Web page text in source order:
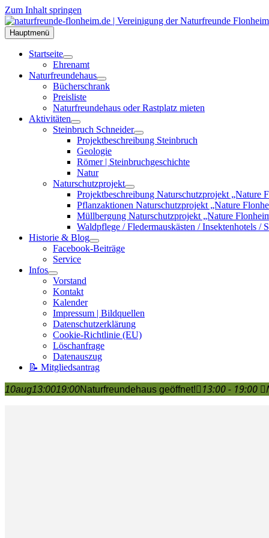
Zum Inhalt springen
Hauptmenü
Startseite
Ehrenamt
Naturfreundehaus
Bücherschrank
Preisliste
Naturfreundehaus oder Rastplatz mieten
Aktivitäten
Steinbruch Schneider
Projektbeschreibung Steinbruch
Geologie
Römer | Steinbruchgeschichte
Natur
Naturschutzprojekt
Projektbeschreibung Naturschutzprojekt „Nature
Pflanzaktionen Naturschutzprojekt „Nature
Müllbergung Naturschutzprojekt „Nature
Waldpflege / Fledermauskästen / Insektenhotels /
Historie & Blog
Facebook-Beiträge
Service
Infos
Vorstand
Kontakt
Kalender
Impressum | Bildquellen
Datenschutzerklärung
Cookie-Richtlinie (EU)
Löschanfrage
Datenauszug
📝 Mitgliedsantrag
10aug13:0019:00Naturfreundehaus geöffnet! 13:00 - 19:00